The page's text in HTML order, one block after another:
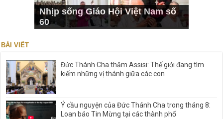
Nhịp sống Giáo Hội Việt Nam số
60
BÀI VIẾT
Đức Thánh Cha thăm Assisi: Thế giới đang tìm
kiếm những vị thánh giữa các con
Ý cầu nguyện của Đức Thánh Cha trong tháng 8:
Loan báo Tin Mừng tại các thành phố